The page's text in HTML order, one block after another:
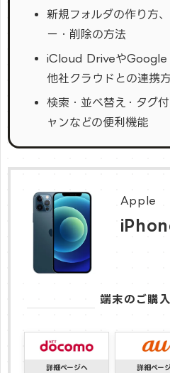
新規フォルダの作り方
ー・削除の方法
iCloud Driveや
他社クラウドとの連携
検索・並べ替え・タグ
ャンなどの便利機能
Apple
端末のご購